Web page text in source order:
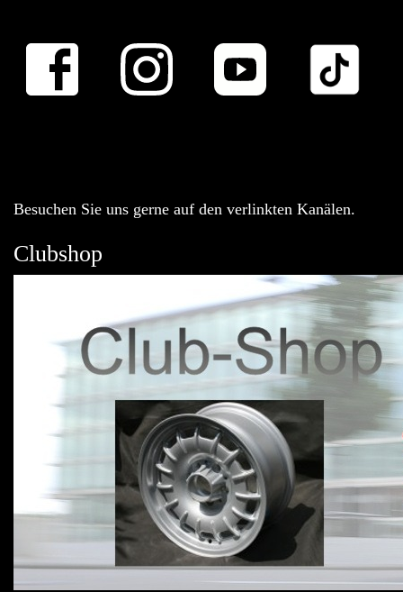
Besuchen Sie uns gerne auf den verlinkten Kanälen.
Clubshop